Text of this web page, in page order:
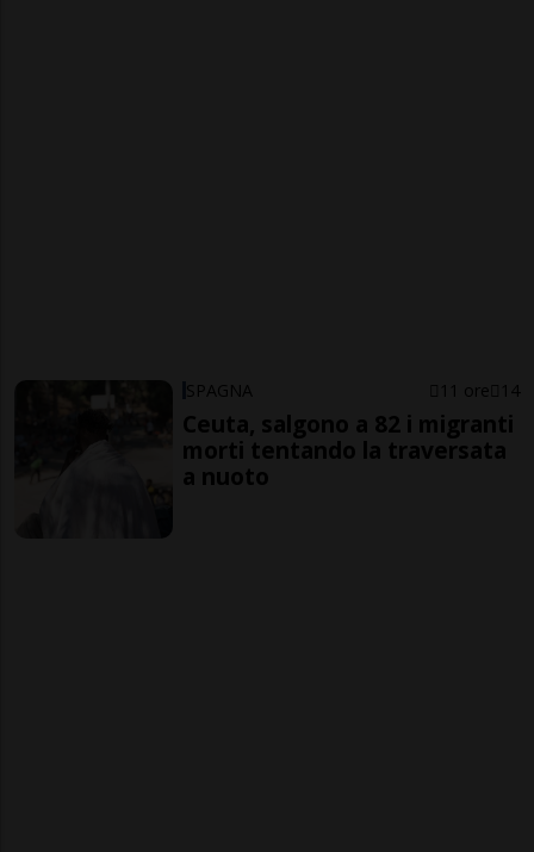
SPAGNA 11 ore 14
Ceuta, salgono a 82 i migranti
morti tentando la traversata
a nuoto